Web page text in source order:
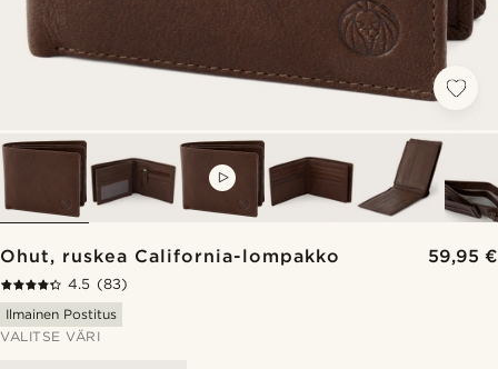
Ohut, ruskea California-lompakko 59,95 €
4.5 (83)
Ilmainen Postitus
VALITSE VÄRI